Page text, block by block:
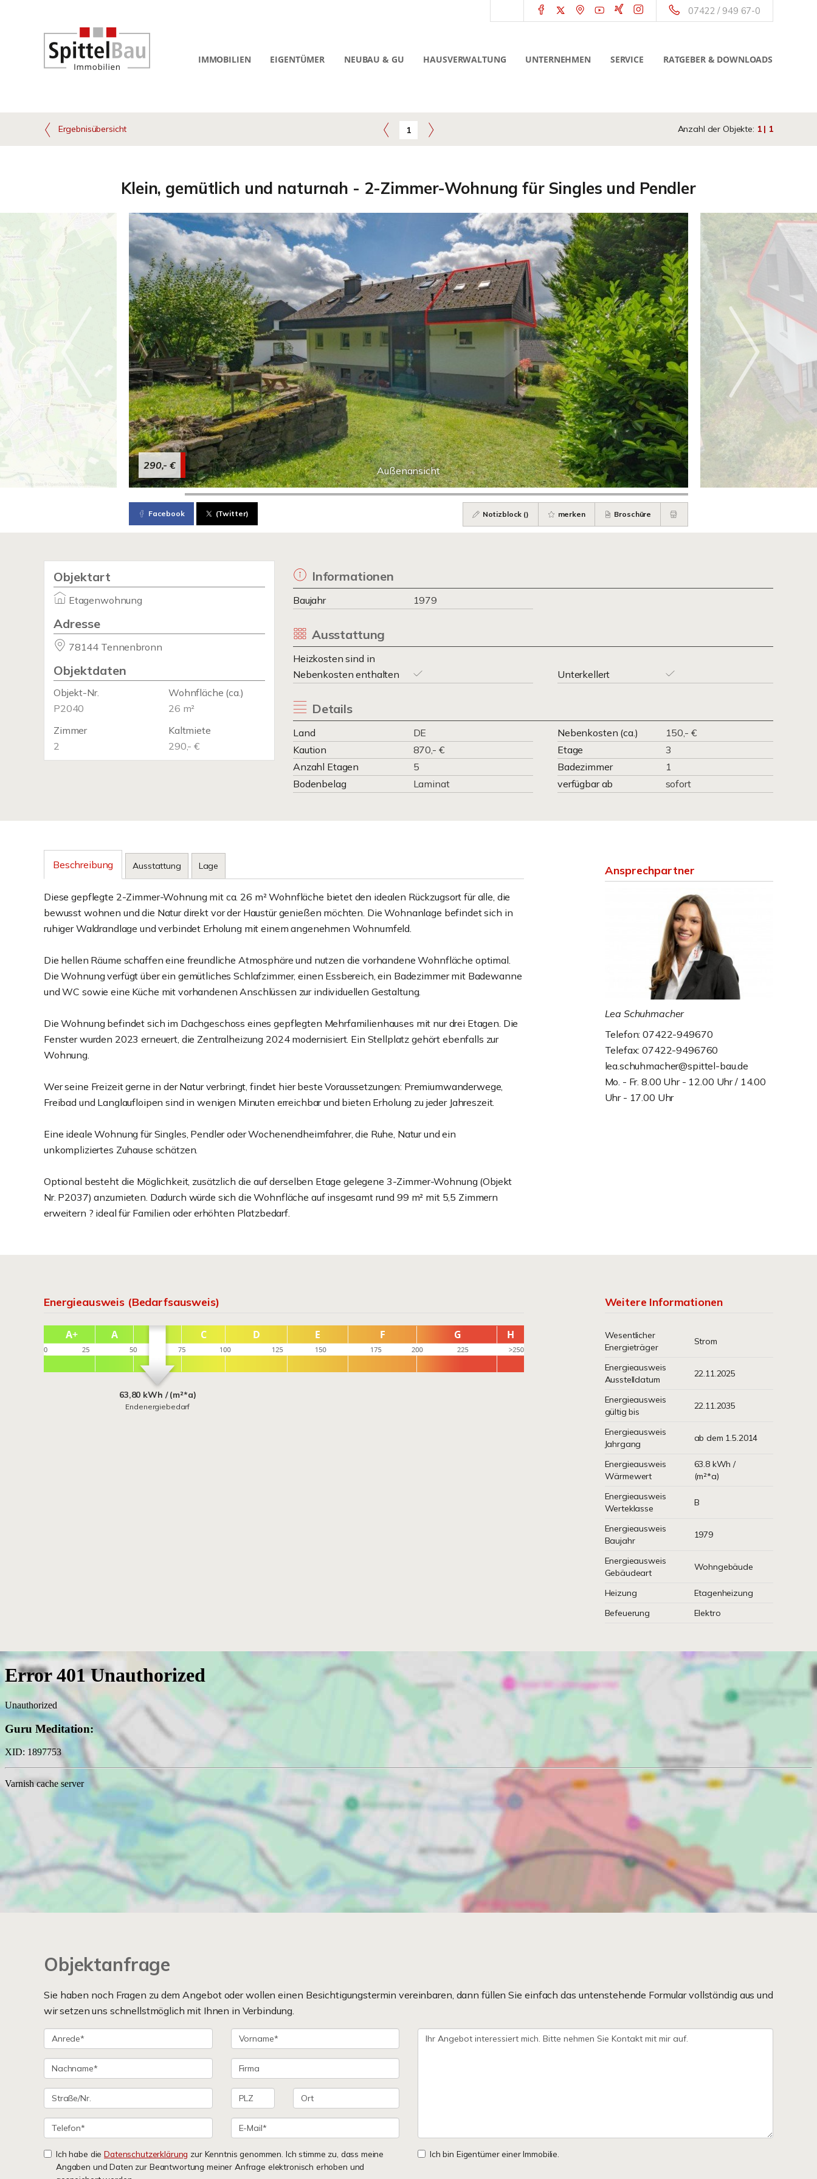
07422 / 949 67-0
IMMOBILIEN EIGENTÜMER NEUBAU & GU HAUSVERWALTUNG UNTERNEHMEN SERVICE RATGEBER & DOWNLOADS
Ergebnisübersicht 1 Anzahl der Objekte: 1 | 1
Klein, gemütlich und naturnah - 2-Zimmer-Wohnung für Singles und Pendler
Außenansicht
290,- €
Facebook (Twitter) Notizblock () merken Broschüre
Objektart
Etagenwohnung
Adresse
78144 Tennenbronn
Objektdaten
Objekt-Nr.
P2040
Wohnfläche (ca.)
26 m²
Zimmer
2
Kaltmiete
290,- €
Informationen
Baujahr 1979
Ausstattung
Heizkosten sind in
Nebenkosten enthalten
Unterkellert
Details
Land DE Nebenkosten (ca.)
150,- €
Kaution
870,- € Etage
3
Anzahl Etagen
5 Badezimmer
1
Bodenbelag
Laminat verfügbar ab sofort
Beschreibung Ausstattung Lage
Diese gepflegte 2-Zimmer-Wohnung mit ca. 26 m² Wohnfläche bietet den idealen Rückzugsort für alle, die
bewusst wohnen und die Natur direkt vor der Haustür genießen möchten. Die Wohnanlage befindet sich in
ruhiger Waldrandlage und verbindet Erholung mit einem angenehmen Wohnumfeld.
Die hellen Räume schaffen eine freundliche Atmosphäre und nutzen die vorhandene Wohnfläche optimal.
Die Wohnung verfügt über ein gemütliches Schlafzimmer, einen Essbereich, ein Badezimmer mit Badewanne
und WC sowie eine Küche mit vorhandenen Anschlüssen zur individuellen Gestaltung.
Die Wohnung befindet sich im Dachgeschoss eines gepflegten Mehrfamilienhauses mit nur drei Etagen. Die
Fenster wurden 2023 erneuert, die Zentralheizung 2024 modernisiert. Ein Stellplatz gehört ebenfalls zur
Wohnung.
Wer seine Freizeit gerne in der Natur verbringt, findet hier beste Voraussetzungen: Premiumwanderwege,
Freibad und Langlaufloipen sind in wenigen Minuten erreichbar und bieten Erholung zu jeder Jahreszeit.
Eine ideale Wohnung für Singles, Pendler oder Wochenendheimfahrer, die Ruhe, Natur und ein
unkompliziertes Zuhause schätzen.
Optional besteht die Möglichkeit, zusätzlich die auf derselben Etage gelegene 3-Zimmer-Wohnung (Objekt
Nr. P2037) anzumieten. Dadurch würde sich die Wohnfläche auf insgesamt rund 99 m² mit 5,5 Zimmern
erweitern ? ideal für Familien oder erhöhten Platzbedarf.
Ansprechpartner
Lea Schuhmacher
Telefon: 07422-949670
Telefax: 07422-9496760
lea.schuhmacher@spittel-bau.de
Mo. - Fr. 8.00 Uhr - 12.00 Uhr / 14.00
Uhr - 17.00 Uhr
Energieausweis (Bedarfsausweis)
63,80 kWh / (m²*a)
Endenergiebedarf
Weitere Informationen
Wesentlicher
Energieträger
Strom
Energieausweis
Ausstelldatum
22.11.2025
Energieausweis
gültig bis
22.11.2035
Energieausweis
Jahrgang
ab dem 1.5.2014
Energieausweis
Wärmewert
63.8 kWh /
(m²*a)
Energieausweis
Werteklasse
B
Energieausweis
Baujahr
1979
Energieausweis
Gebäudeart
Wohngebäude
Heizung
Etagenheizung
Befeuerung
Elektro
Objektanfrage
Sie haben noch Fragen zu dem Angebot oder wollen einen Besichtigungstermin vereinbaren, dann füllen Sie einfach das untenstehende Formular vollständig aus und
wir setzen uns schnellstmöglich mit Ihnen in Verbindung.
Ich habe dieDatenschutzerklärung zur Kenntnis genommen. Ich stimme zu, dass meine
Angaben und Daten zur Beantwortung meiner Anfrage elektronisch erhoben und
Ich bin Eigentümer einer Immobilie.